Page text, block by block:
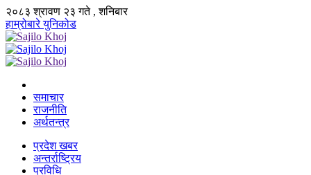
२०८३ श्रावण २३ गते , शनिबार
हाम्रोबारेयुनिकोड
समाचार
राजनीति
अर्थतन्त्र
प्रदेश खबर
अन्तर्राष्ट्रिय
प्रविधि